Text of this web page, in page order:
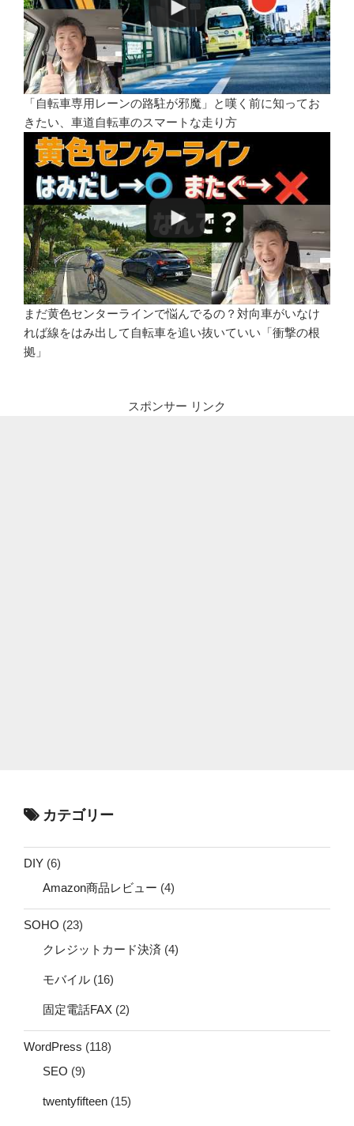
「自転車専用レーンの路駐が邪魔」と嘆く前に知ってお
きたい、車道自転車のスマートな走り方
まだ黄色センターラインで悩んでるの？対向車がいなけ
れば線をはみ出して自転車を追い抜いていい「衝撃の根
拠」
スポンサー リンク
カテゴリー
DIY (6)
Amazon商品レビュー (4)
SOHO (23)
クレジットカード決済 (4)
モバイル (16)
固定電話FAX (2)
WordPress (118)
SEO (9)
twentyfifteen (15)